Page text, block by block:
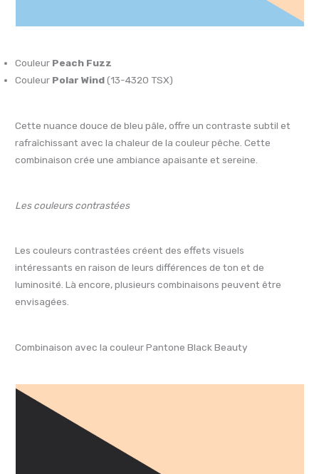
Couleur Peach Fuzz
Couleur Polar Wind(13-4320 TSX)
Cette nuance douce de bleu pâle, offre un contraste subtil et
rafraîchissant avec la chaleur de la couleur pêche. Cette
combinaison crée une ambiance apaisante et sereine.
Les couleurs contrastées
Les couleurs contrastées créent des effets visuels
intéressants en raison de leurs différences de ton et de
luminosité. Là encore, plusieurs combinaisons peuvent être
envisagées.
Combinaison avec la couleur Pantone Black Beauty